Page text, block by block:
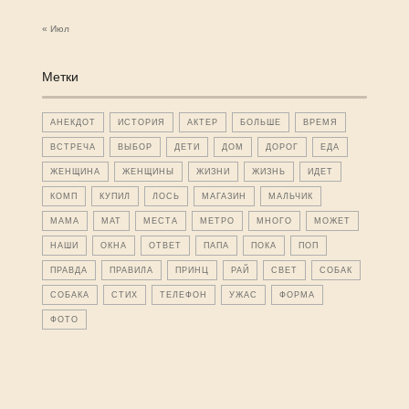
« Июл
Метки
АНЕКДОТ ИСТОРИЯ АКТЕР БОЛЬШЕ ВРЕМЯ
ВСТРЕЧА ВЫБОР ДЕТИ ДОМ ДОРОГ ЕДА
ЖЕНЩИНА ЖЕНЩИНЫ ЖИЗНИ ЖИЗНЬ ИДЕТ
КОМП КУПИЛ ЛОСЬ МАГАЗИН МАЛЬЧИК
МАМА МАТ МЕСТА МЕТРО МНОГО МОЖЕТ
НАШИ ОКНА ОТВЕТ ПАПА ПОКА ПОП
ПРАВДА ПРАВИЛА ПРИНЦ РАЙ СВЕТ СОБАК
СОБАКА СТИХ ТЕЛЕФОН УЖАС ФОРМА
ФОТО